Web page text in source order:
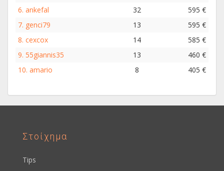
6. ankefal 32
595 €
7. genci79 13
595 €
8. cexcox 14
585 €
9. 55giannis35 13
460 €
10. amario 8 405 €
Στοίχημα
Tips